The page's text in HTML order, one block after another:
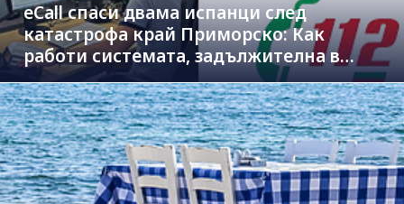
eCall спаси двама испанци след
катастрофа край Приморско: Как
работи системата, задължителна в
новите коли